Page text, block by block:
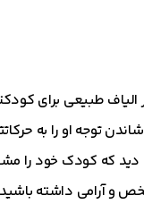
الیاف طبیعی برای
توجه او را به
دید که کودک خود را
و آرامی داشته